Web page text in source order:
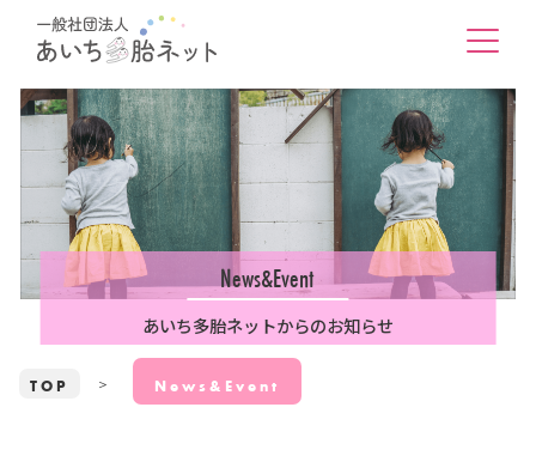
News&Event
あいち多胎ネットからのお知らせ
TOP News&Event